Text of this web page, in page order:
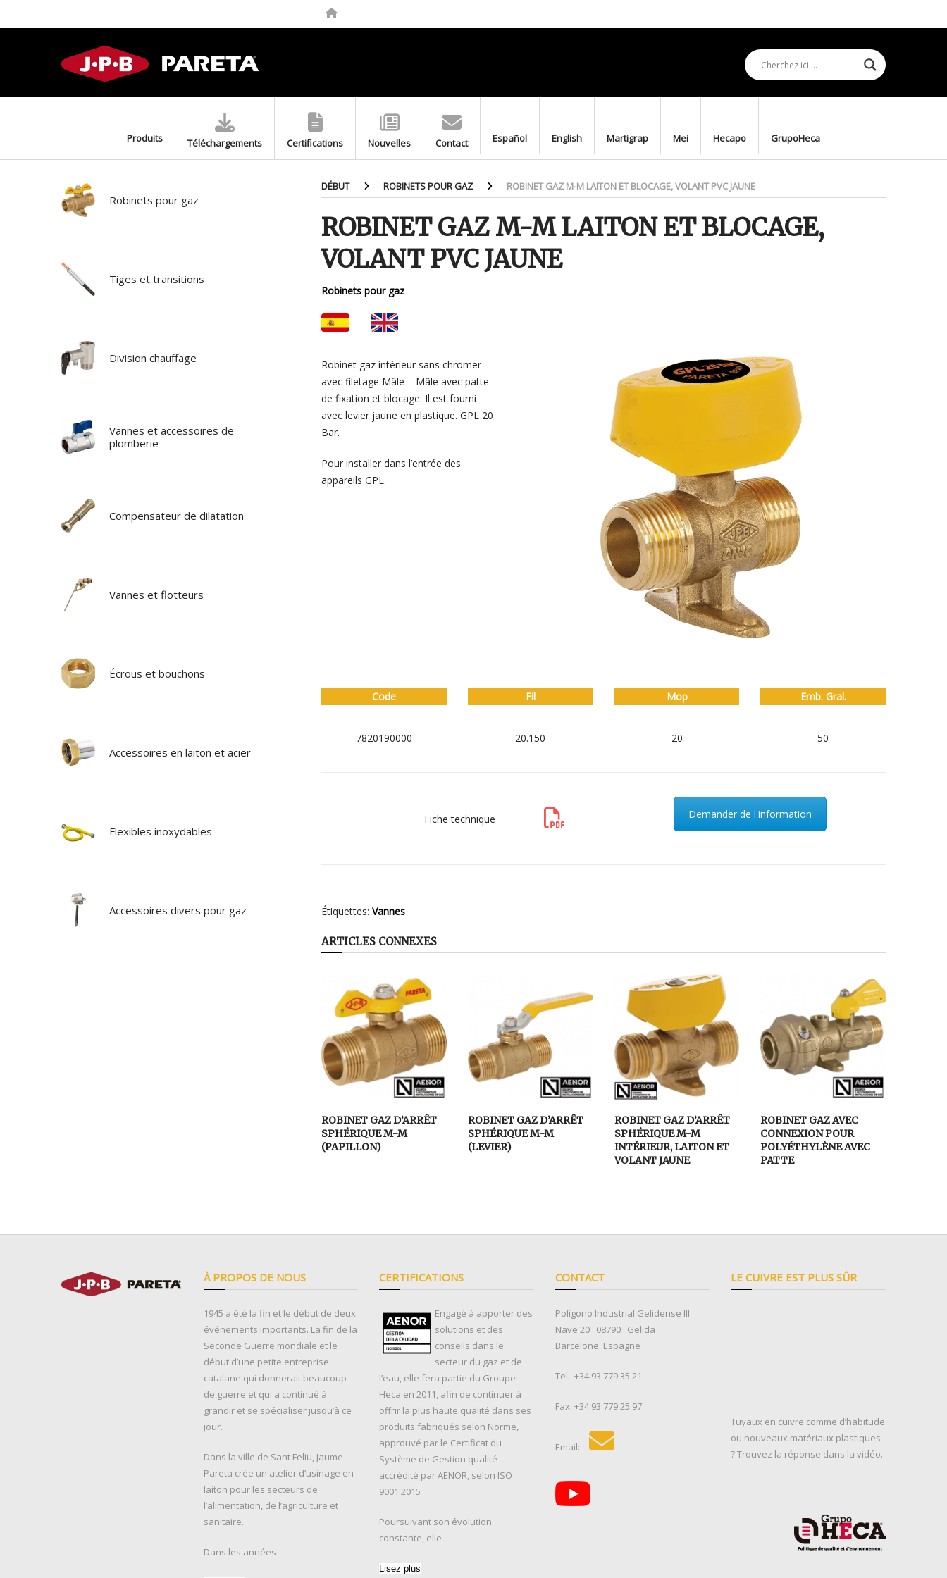
RACCORD BAÏONNETTE DEUX PIÈCES LAITON POUR COMPTEUR
MITIGEUR THERMOSTATIQUE F-F
MITIGEUR THERMOSTATIQUE M-M
FLOTTEUR DE CUIVRE POUR VANNE FLOTTEUR À TIGE PLATE
Produits Téléchargements Certifications Nouvelles Contact Español English Martigrap Mei Hecapo GrupoHeca
DÉBUT ROBINETS POUR GAZ ROBINET GAZ M-M LAITON ET BLOCAGE, VOLANT PVC JAUNE
ROBINET GAZ M-M LAITON ET BLOCAGE,
VOLANT PVC JAUNE
Robinets pour gaz
Robinet gaz intérieur sans chromer
avec filetage Mâle – Mâle avec patte
de fixation et blocage. Il est fourni
avec levier jaune en plastique. GPL 20
Bar.
Pour installer dans l’entrée des
appareils GPL.
Code
7820190000
Fil
20.150
Mop
20
Emb. Gral.
50
Fiche technique Demander de l'information
Étiquettes:Vannes
ARTICLES CONNEXES
ROBINET GAZ D’ARRÊT
SPHÉRIQUE M-M
(PAPILLON)
ROBINET GAZ D’ARRÊT
SPHÉRIQUE M-M
(LEVIER)
ROBINET GAZ D’ARRÊT
SPHÉRIQUE M-M
INTÉRIEUR, LAITON ET
VOLANT JAUNE
ROBINET GAZ AVEC
CONNEXION POUR
POLYÉTHYLÈNE AVEC
PATTE
Robinets pour gaz
Tiges et transitions
Division chauffage
Vannes et accessoires de
plomberie
Compensateur de dilatation
Vannes et flotteurs
Écrous et bouchons
Accessoires en laiton et acier
Flexibles inoxydables
Accessoires divers pour gaz
À PROPOS DE NOUS
1945 a été la fin et le début de deux
événements importants. La fin de la
Seconde Guerre mondiale et le
début d’une petite entreprise
catalane qui donnerait beaucoup
de guerre et qui a continué à
grandir et se spécialiser jusqu’à ce
jour.
Dans la ville de Sant Feliu, Jaume
Pareta crée un atelier d’usinage en
laiton pour les secteurs de
l’alimentation, de l’agriculture et
sanitaire.
Dans les années
CERTIFICATIONS
Engagé à apporter des
solutions et des
conseils dans le
secteur du gaz et de
l’eau, elle fera partie du Groupe
Heca en 2011, afin de continuer à
offrir la plus haute qualité dans ses
produits fabriqués selon Norme,
approuvé par le Certificat du
Système de Gestion qualité
accrédité par AENOR, selon ISO
9001:2015
Poursuivant son évolution
constante, elle
Lisez plus
CONTACT
Poligono Industrial Gelidense III
Nave 20 · 08790 · Gelida
Barcelone ·Espagne
Tel.: +34 93 779 35 21
Fax: +34 93 779 25 97
Email:
LE CUIVRE EST PLUS SÛR
Tuyaux en cuivre comme d’habitude
ou nouveaux matériaux plastiques
? Trouvez la réponse dans la vidéo.